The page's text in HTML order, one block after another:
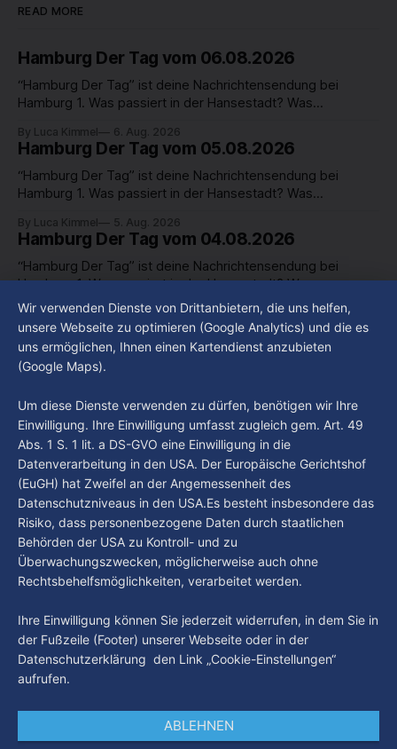
READ MORE
Hamburg Der Tag vom 06.08.2026
“Hamburg Der Tag” ist deine Nachrichtensendung bei
Hamburg 1. Was passiert in der Hansestadt? Was
in unserer Stadt an? Fragen, die von Montag bis Freitag LIVE
um 18 Uhr beantwortet werden - auf YouTube und im TV.
By Luca Kimmel 6. Aug. 2026
Hamburg Der Tag vom 05.08.2026
“Hamburg Der Tag” ist deine Nachrichtensendung bei
Hamburg 1. Was passiert in der Hansestadt? Was
in unserer Stadt an? Fragen, die von Montag bis Freitag LIVE
um 18 Uhr beantwortet werden - auf YouTube und im TV.
By Luca Kimmel 5. Aug. 2026
Hamburg Der Tag vom 04.08.2026
“Hamburg Der Tag” ist deine Nachrichtensendung bei
Hamburg 1. Was passiert in der Hansestadt? Was
beschäftigt die Hamburgerinnen und Hamburger? Was steht
in unserer Stadt an? Fragen, die von Montag bis Freitag LIVE
um 18 Uhr beantwortet werden - auf YouTube und im TV.
By Luca Kimmel 4. Aug. 2026
Hamburg Der Tag vom 03.08.2026
“Hamburg Der Tag” ist deine Nachrichtensendung bei
Hamburg 1. Was passiert in der Hansestadt? Was
in unserer Stadt an? Fragen, die von Montag bis Freitag LIVE
um 18 Uhr beantwortet werden - auf YouTube und im TV.
By Luca Kimmel 3. Aug. 2026
Wir verwenden Dienste von Drittanbietern, die uns helfen,
unsere Webseite zu optimieren (Google Analytics) und die es
uns ermöglichen, Ihnen einen Kartendienst anzubieten
(Google Maps).
Um diese Dienste verwenden zu dürfen, benötigen wir Ihre
Einwilligung. Ihre Einwilligung umfasst zugleich gem. Art. 49
Abs. 1 S. 1 lit. a DS-GVO eine Einwilligung in die
Datenverarbeitung in den USA. Der Europäische Gerichtshof
(EuGH) hat Zweifel an der Angemessenheit des
Datenschutzniveaus in den USA.Es besteht insbesondere das
Risiko, dass personenbezogene Daten durch staatlichen
Behörden der USA zu Kontroll- und zu
Überwachungszwecken, möglicherweise auch ohne
Rechtsbehelfsmöglichkeiten, verarbeitet werden.
Ihre Einwilligung können Sie jederzeit widerrufen, in dem Sie in
der Fußzeile (Footer) unserer Webseite oder in der
Datenschutzerklärung den Link „Cookie-Einstellungen“
aufrufen.
ABLEHNEN